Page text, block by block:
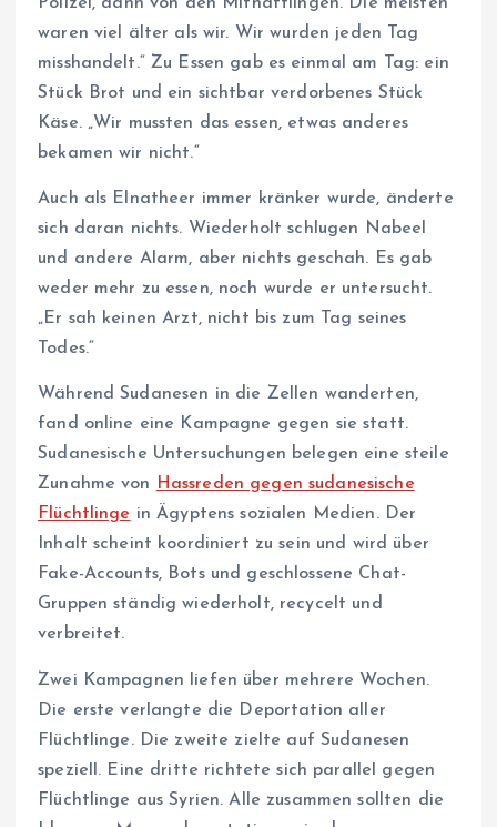
Polizei, dann von den Mithäftlingen. Die meisten
waren viel älter als wir. Wir wurden jeden Tag
misshandelt.“ Zu Essen gab es einmal am Tag: ein
Stück Brot und ein sichtbar verdorbenes Stück
Käse. „Wir mussten das essen, etwas anderes
bekamen wir nicht.“
Auch als Elnatheer immer kränker wurde, änderte
sich daran nichts. Wiederholt schlugen Nabeel
und andere Alarm, aber nichts geschah. Es gab
weder mehr zu essen, noch wurde er untersucht.
„Er sah keinen Arzt, nicht bis zum Tag seines
Todes.“
Während Sudanesen in die Zellen wanderten,
fand online eine Kampagne gegen sie statt.
Sudanesische Untersuchungen belegen eine steile
Zunahme von Hassreden gegen sudanesische
Flüchtlinge in Ägyptens sozialen Medien. Der
Inhalt scheint koordiniert zu sein und wird über
Fake-Accounts, Bots und geschlossene Chat-
Gruppen ständig wiederholt, recycelt und
verbreitet.
Zwei Kampagnen liefen über mehrere Wochen.
Die erste verlangte die Deportation aller
Flüchtlinge. Die zweite zielte auf Sudanesen
speziell. Eine dritte richtete sich parallel gegen
Flüchtlinge aus Syrien. Alle zusammen sollten die